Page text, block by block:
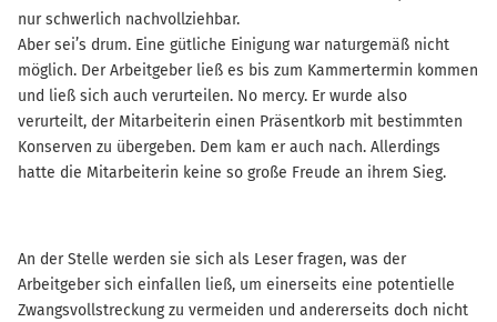
nur schwerlich nachvollziehbar.
Aber sei’s drum. Eine gütliche Einigung war naturgemäß nicht
möglich. Der Arbeitgeber ließ es bis zum Kammertermin kommen
und ließ sich auch verurteilen. No mercy. Er wurde also
verurteilt, der Mitarbeiterin einen Präsentkorb mit bestimmten
Konserven zu übergeben. Dem kam er auch nach. Allerdings
hatte die Mitarbeiterin keine so große Freude an ihrem Sieg.
An der Stelle werden sie sich als Leser fragen, was der
Arbeitgeber sich einfallen ließ, um einerseits eine potentielle
Zwangsvollstreckung zu vermeiden und andererseits doch nicht